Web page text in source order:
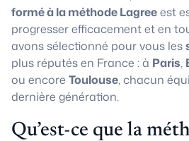
formé à la méthode Lagreeest
progresser efficacement et en
avons sélectionné pour vous les
plus réputés en France : à Paris,
ou encore Toulouse, chacun
dernière génération.
Qu’est-ce que la